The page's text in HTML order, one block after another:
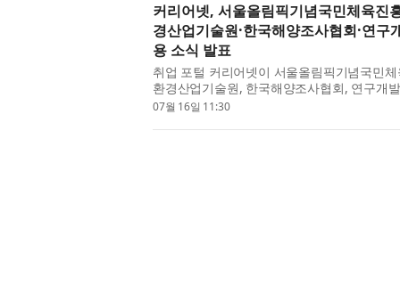
커리어넷, 서울올림픽기념국민체육진
경산업기술원·한국해양조사협회·연
용 소식 발표
취업 포털 커리어넷이 서울올림픽기념국민
환경산업기술원, 한국해양조사협회, 연구개
을 16일 발표했다. 서울올림픽기념국민체육
07월 16일 11:30